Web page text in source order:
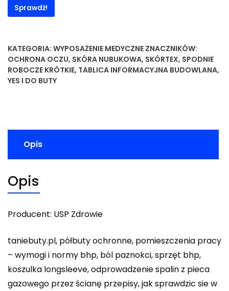
Sprawdź!
KATEGORIA: WYPOSAŻENIE MEDYCZNE ZNACZNIKÓW:
OCHRONA OCZU, SKÓRA NUBUKOWA, SKÓRTEX, SPODNIE
ROBOCZE KRÓTKIE, TABLICA INFORMACYJNA BUDOWLANA,
YES I DO BUTY
Opis
Opis
Producent: USP Zdrowie
taniebuty.pl, półbuty ochronne, pomieszczenia pracy
– wymogi i normy bhp, ból paznokci, sprzęt bhp,
koszulka longsleeve, odprowadzenie spalin z pieca
gazowego przez ścianę przepisy, jak sprawdzic sie w